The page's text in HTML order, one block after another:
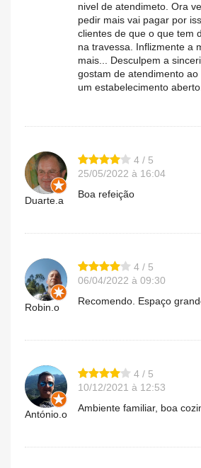
nivel de atendimeto. Ora
pedir mais vai pagar por
clientes de que o que tem
na travessa. Inflizmente a
mais... Desculpem a
gostam de atendimento
um estabelecimento aberto.
Duarte.a
4 / 5
25/05/2022 à 16:04
Boa refeição
Robin.o
4 / 5
06/04/2022 à 09:30
Recomendo. Espaço
António.o
4 / 5
10/12/2021 à 12:53
Ambiente familiar, boa